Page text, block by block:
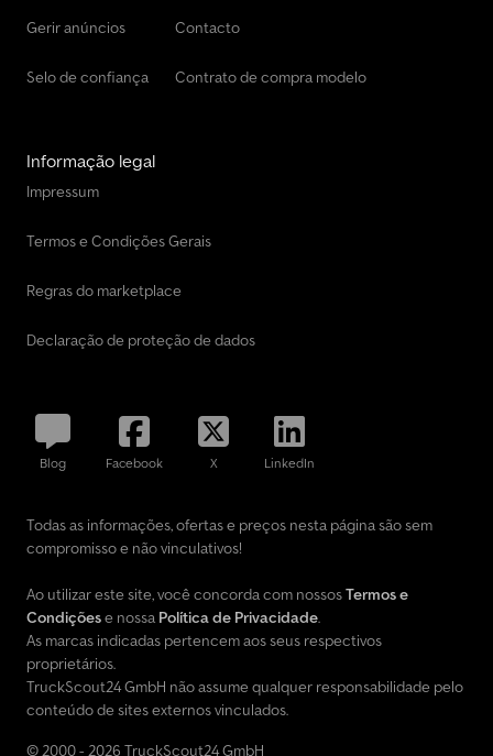
Gerir anúncios
Selo de confiança
Contacto
Contrato de compra modelo
Informação legal
Impressum
Termos e Condições Gerais
Regras do marketplace
Declaração de proteção de dados
Blog Facebook X LinkedIn
Todas as informações, ofertas e preços nesta página são sem
compromisso e não vinculativos!
Ao utilizar este site, você concorda com nossosTermos e
Condiçõese nossa Política de Privacidade.
As marcas indicadas pertencem aos seus respectivos
proprietários.
TruckScout24 GmbH não assume qualquer responsabilidade pelo
conteúdo de sites externos vinculados.
© 2000 - 2026 TruckScout24 GmbH